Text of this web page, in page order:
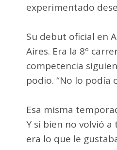
experimentado
Su debut oficial en
Aires. Era la 8º
competencia
podio. “No lo podía
Esa misma
Y si bien no volvió
era lo que le